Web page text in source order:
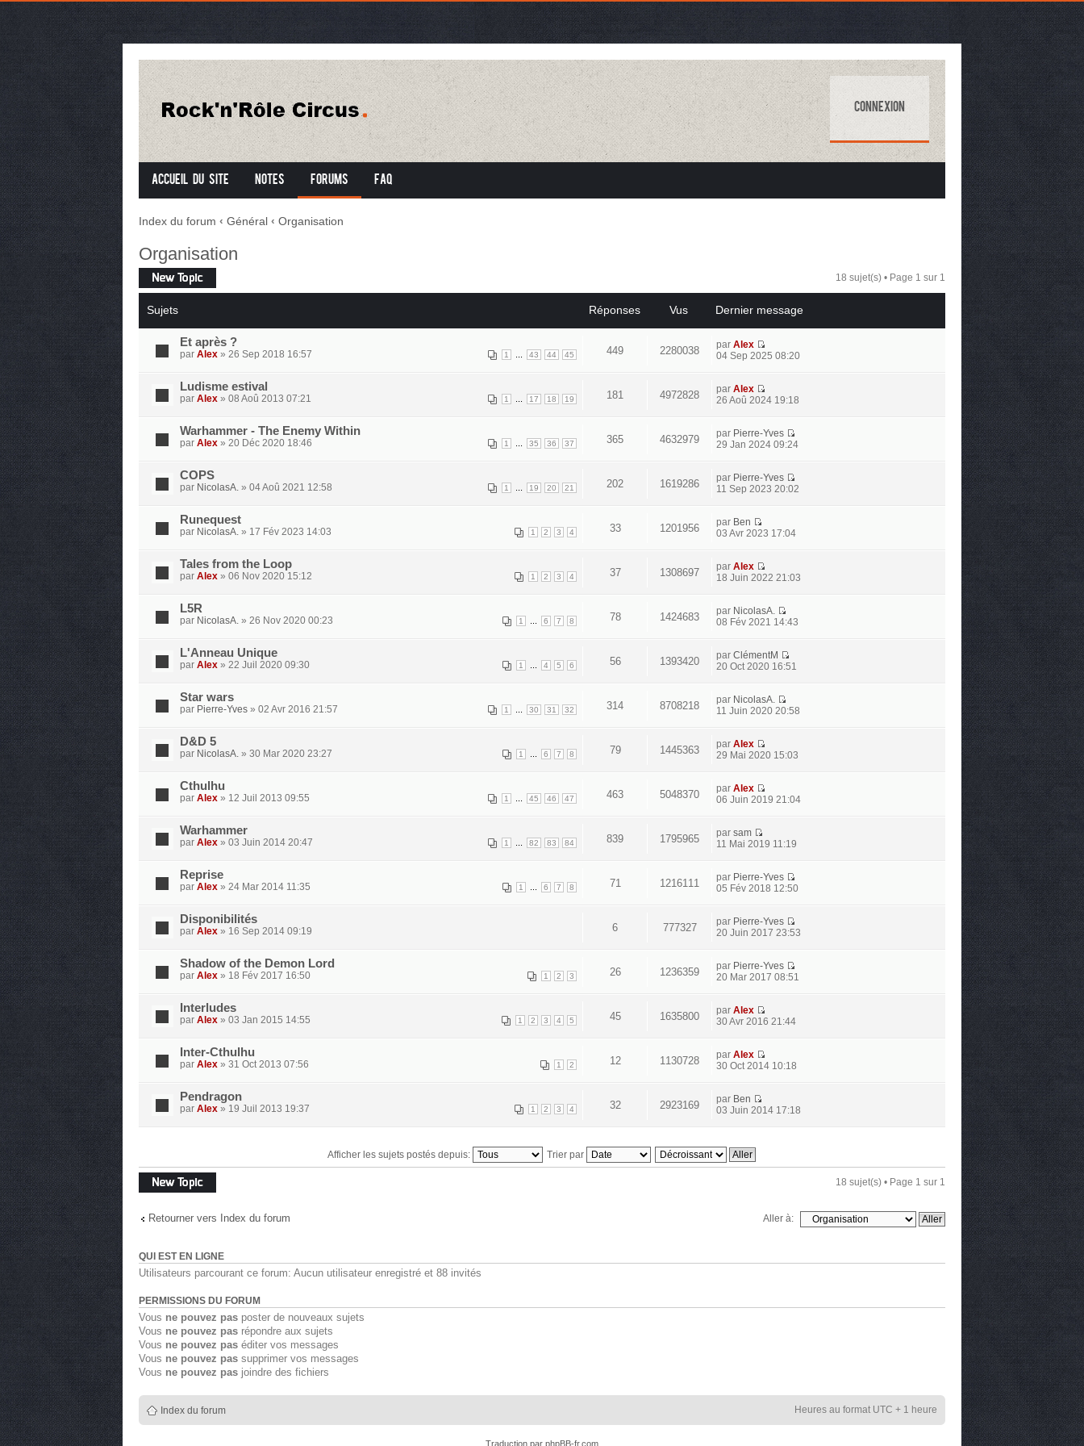
Connexion
Accueil du site Notes Forums FAQ
Index du forum ‹ Général ‹ Organisation
Organisation
Écrire un
nouveau sujet
18 sujet(s) • Page 1 sur 1
Sujets Réponses Vus Dernier message
Et après ?
1 43 44 45
par Alex » 26 Sep 2018 16:57 449 2280038 parAlex
04 Sep 2025 08:20
Ludisme estival
1 17 18 19
par Alex » 08 Aoû 2013 07:21 181 4972828 parAlex
26 Aoû 2024 19:18
Warhammer - The Enemy Within
1 35 36 37
par Alex » 20 Déc 2020 18:46 365 4632979 par Pierre-Yves
29 Jan 2024 09:24
COPS
1 19 20 21
par NicolasA. » 04 Aoû 2021 12:58 202 1619286 par Pierre-Yves
11 Sep 2023 20:02
Runequest
1 2 3 4
par NicolasA. » 17 Fév 2023 14:03 33 1201956 par Ben
03 Avr 2023 17:04
Tales from the Loop
1 2 3 4
par Alex » 06 Nov 2020 15:12 37 1308697 parAlex
18 Juin 2022 21:03
L5R
1 6 7 8
par NicolasA. » 26 Nov 2020 00:23 78 1424683 par NicolasA.
08 Fév 2021 14:43
L'Anneau Unique
1 4 5 6
par Alex » 22 Juil 2020 09:30 56 1393420 parClémentM
20 Oct 2020 16:51
Star wars
1 30 31 32
par Pierre-Yves » 02 Avr 2016 21:57 314 8708218 par NicolasA.
11 Juin 2020 20:58
D&D 5
1 6 7 8
par NicolasA. » 30 Mar 2020 23:27 79 1445363 parAlex
29 Mai 2020 15:03
Cthulhu
1 45 46 47
par Alex » 12 Juil 2013 09:55 463 5048370 parAlex
06 Juin 2019 21:04
Warhammer
1 82 83 84
par Alex » 03 Juin 2014 20:47 839 1795965 parsam
11 Mai 2019 11:19
Reprise
1 6 7 8
par Alex » 24 Mar 2014 11:35 71 1216111 par Pierre-Yves
05 Fév 2018 12:50
Disponibilités
par Alex » 16 Sep 2014 09:19 6 777327 par Pierre-Yves
20 Juin 2017 23:53
Shadow of the Demon Lord
1 2 3
par Alex » 18 Fév 2017 16:50 26 1236359 par Pierre-Yves
20 Mar 2017 08:51
Interludes
1 2 3 4 5
par Alex » 03 Jan 2015 14:55 45 1635800 parAlex
30 Avr 2016 21:44
Inter-Cthulhu
1 2
par Alex » 31 Oct 2013 07:56 12 1130728 parAlex
30 Oct 2014 10:18
Pendragon
1 2 3 4
par Alex » 19 Juil 2013 19:37 32 2923169 par Ben
03 Juin 2014 17:18
Afficher les sujets postés depuis: Trier par
Écrire un
nouveau sujet
18 sujet(s) • Page 1 sur 1
Retourner vers Index du forum Aller à:
QUI EST EN LIGNE
Utilisateurs parcourant ce forum: Aucun utilisateur enregistré et 88 invités
PERMISSIONS DU FORUM
Vous ne pouvez pas poster de nouveaux sujets
Vous ne pouvez pas répondre aux sujets
Vous ne pouvez pas éditer vos messages
Vous ne pouvez pas supprimer vos messages
Vous ne pouvez pas joindre des fichiers
Index du forum Heures au format UTC + 1 heure
Traduction par phpBB-fr.com